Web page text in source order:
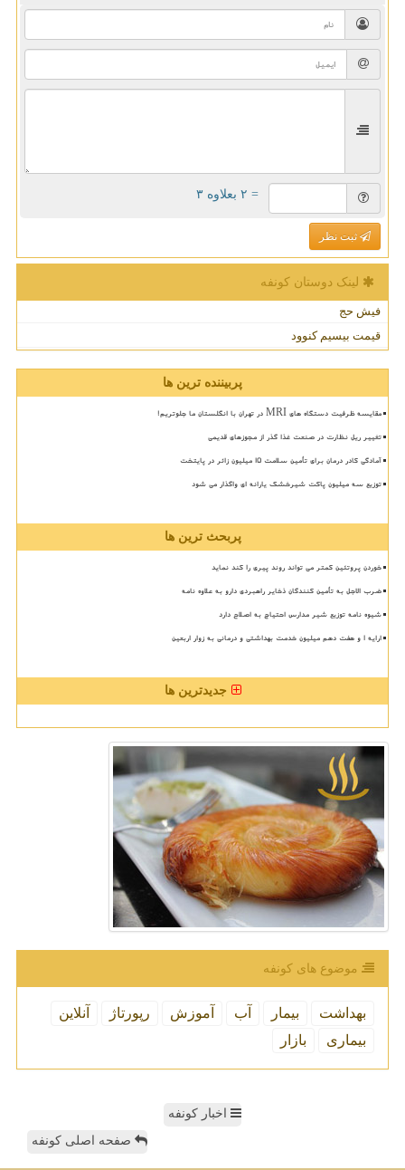
= ۲ بعلاوه ۳
ثبت نظر
لینک دوستان كونفه
فیش حج
قیمت بیسیم کنوود
پربیننده ترین ها
مقایسه ظرفیت دستگاه های MRI در تهران با انگلستان ما جلوتریم!
تغییر ریل نظارت در صنعت غذا گذر از مجوزهای قدیمی
آمادگی کادر درمان برای تأمین سلامت 15 میلیون زائر در پایتخت
توزیع سه میلیون پاکت شیرخشک یارانه ای واگذار می شود
پربحث ترین ها
خوردن پروتئین کمتر می تواند روند پیری را کند نماید
ضرب الاجل به تأمین کنندگان ذخایر راهبردی دارو به علاوه نامه
شیوه نامه توزیع شیر مدارس احتیاج به اصلاح دارد
ارایه ۱ و هفت دهم میلیون خدمت بهداشتی و درمانی به زوار اربعین
جدیدترین ها
موضوع های كونفه
بهداشت بیمار آب آموزش رپورتاژ
آنلاین
بیماری
بازار
اخبار کونفه
صفحه اصلی کونفه